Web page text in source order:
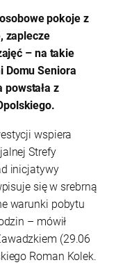
pokoje z
zaplecze
– na takie
Domu Seniora
z
wspiera
Strefy
inicjatywy
się w srebrną
warunki pobytu
– mówił
(29.06
Roman Kolek.